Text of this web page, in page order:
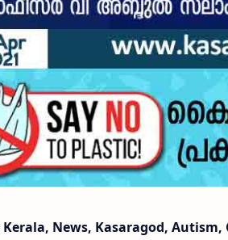
Kerala, News, Kasaragod,